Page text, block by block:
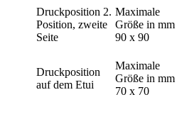
Druckposition 2.
Position, zweite
Seite
Maximale
Größe in mm
90 x 90
Druckposition
auf dem Etui
Maximale
Größe in mm
70 x 70